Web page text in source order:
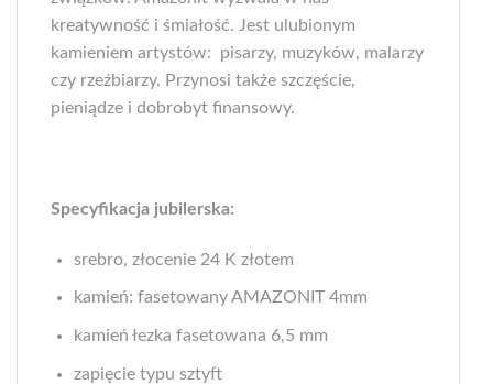
kreatywność i śmiałość. Jest ulubionym
kamieniem artystów: pisarzy, muzyków, malarzy
czy rzeźbiarzy. Przynosi także szczęście,
pieniądze i dobrobyt finansowy.
Specyfikacja jubilerska:
srebro, złocenie 24 K złotem
kamień: fasetowany AMAZONIT 4mm
kamień łezka fasetowana 6,5 mm
zapięcie typu sztyft